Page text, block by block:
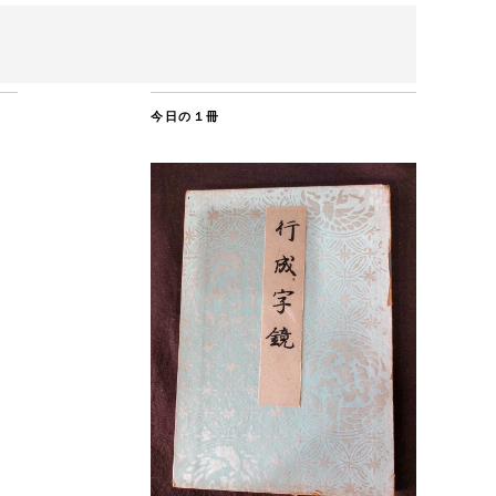
今日の１冊